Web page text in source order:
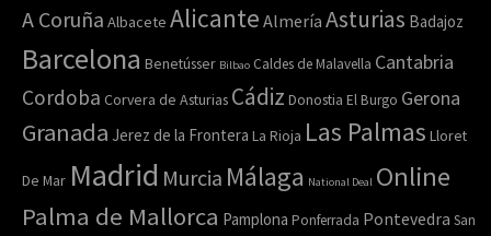
A Coruña Albacete Alicante Almería Asturias Badajoz
Barcelona Benetússer Bilbao Caldes de Malavella Cantabria
Cordoba Corvera de Asturias Cádiz Donostia El Burgo Gerona
Granada Jerez de la Frontera La Rioja Las Palmas Lloret
De Mar Madrid Murcia Málaga National Deal Online
Palma de Mallorca Pamplona Ponferrada Pontevedra San